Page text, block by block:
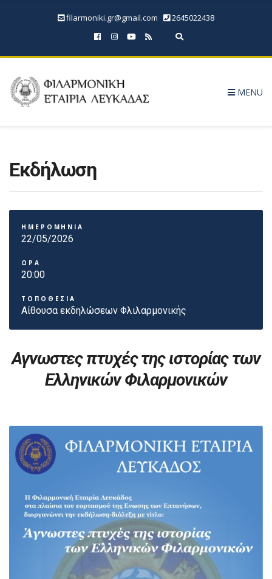
filarmoniki.gr@gmail.com
2645022438
Expand search form
MENU
Εκδήλωση
ΗΜΕΡΟΜΗΝΙΑ
22/05/2026
ΩΡΑ
20:00
ΤΟΠΟΘΕΣΙΑ
Αίθουσα εκδηλώσεων Φλιλαρμονικής
Αγνωστες πτυχές της ιστορίας των
Ελληνικών Φιλαρμονικών